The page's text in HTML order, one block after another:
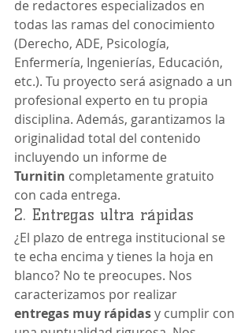
de redactores especializados en
todas las ramas del conocimiento
(Derecho, ADE, Psicología,
Enfermería, Ingenierías, Educación,
etc.). Tu proyecto será asignado a un
profesional experto en tu propia
disciplina. Además, garantizamos la
originalidad total del contenido
incluyendo un informe de
Turnitin completamente gratuito
con cada entrega.
2. Entregas ultra rápidas
¿El plazo de entrega institucional se
te echa encima y tienes la hoja en
blanco? No te preocupes. Nos
caracterizamos por realizar
entregas muy rápidas y cumplir con